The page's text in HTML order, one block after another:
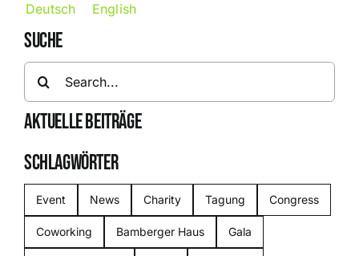
Deutsch English
SUCHE
AKTUELLE BEITRÄGE
SCHLAGWÖRTER
Event News Charity Tagung Congress
Coworking Bamberger Haus Gala